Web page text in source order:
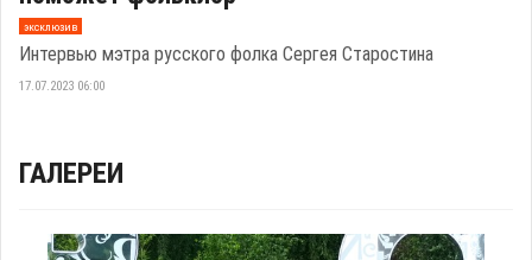
эксклюзив
Интервью мэтра русского фолка Сергея Старостина
17.07.2023 06:00
ГАЛЕРЕИ